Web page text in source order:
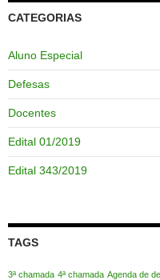
CATEGORIAS
Aluno Especial
Defesas
Docentes
Edital 01/2019
Edital 343/2019
TAGS
3ª chamada 4ª chamada Agenda de